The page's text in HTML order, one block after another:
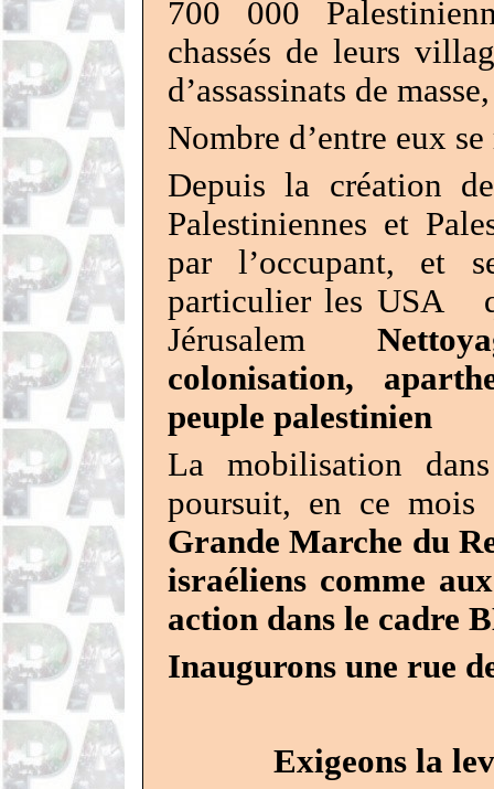
700 000
chassés de leurs
d’assassinats de
Nombre d’entre eux
Depuis la création
Palestiniennes et
par l’occupant, et
particulier les USA
Jérusalem
colonisation,
peuple palestinien
La mobilisation
poursuit, en ce
Grande Marche du
israéliens comme
action dans le cadre
Inaugurons une rue
Exigeons la